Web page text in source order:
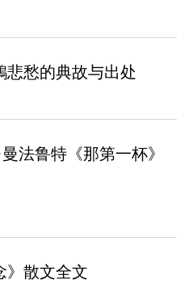
悲愁的典故与出处
法鲁特《那第一杯》
》散文全文